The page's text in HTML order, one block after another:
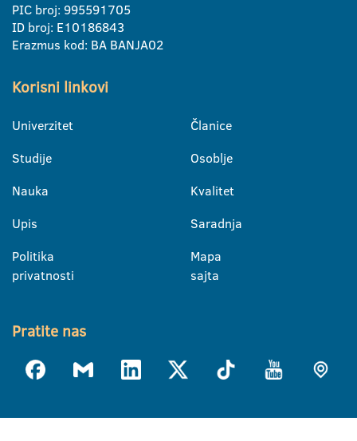
PIC broj: 995591705
ID broj: E10186843
Erazmus kod: BA BANJA02
Korisni linkovi
Univerzitet
Studije
Nauka
Upis
Politika
privatnosti
Članice
Osoblje
Kvalitet
Saradnja
Mapa
sajta
Pratite nas